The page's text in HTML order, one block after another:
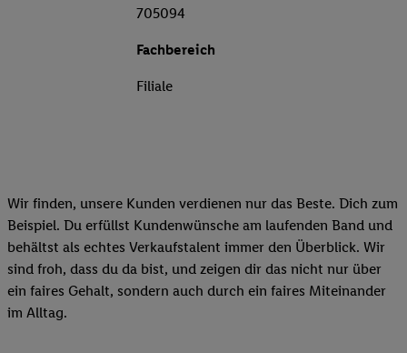
705094
Fachbereich
Filiale
Wir finden, unsere Kunden verdienen nur das Beste. Dich zum
Beispiel. Du erfüllst Kundenwünsche am laufenden Band und
behältst als echtes Verkaufstalent immer den Überblick. Wir
sind froh, dass du da bist, und zeigen dir das nicht nur über
ein faires Gehalt, sondern auch durch ein faires Miteinander
im Alltag.